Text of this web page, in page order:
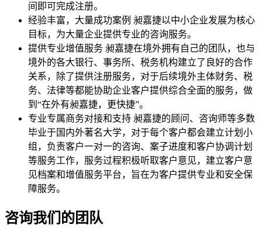
间即可完成注册。
经验丰富，大量成功案例 昶嘉捷以中小企业发展为核心
目标，为大量企业提供专业的咨询服务。
提供专业增值服务 昶嘉捷在境外拥有自己的团队，也与
境外的各大银行、事务所、税务机构建立了良好的合作
关系，除了提供注册服务，对于后续境外主体财务、税
务、法律等都能协助企业客户提供综合全面的服务，做
到“在外有昶嘉捷，更快捷”。
专业专属商务对接和支持 昶嘉捷的顾问、咨询师等多数
毕业于国内外著名大学，对于每个客户都会建立计划小
组，负责客户一对一的咨询、案子进度和客户协调计划
等服务工作，服务过程积极听取客户意见，建立客户意
见档案和增值服务平台，旨在为客户提供专业和安全保
障服务。
咨询我们的团队